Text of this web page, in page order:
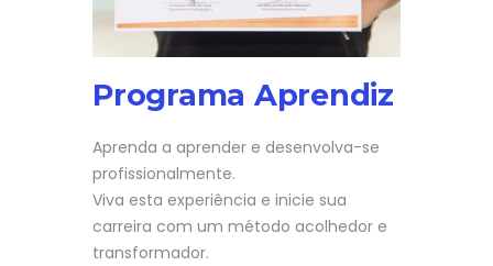
Programa Aprendiz
Aprenda a aprender e desenvolva-se
profissionalmente.
Viva esta experiência e inicie sua
carreira com um método acolhedor e
transformador.